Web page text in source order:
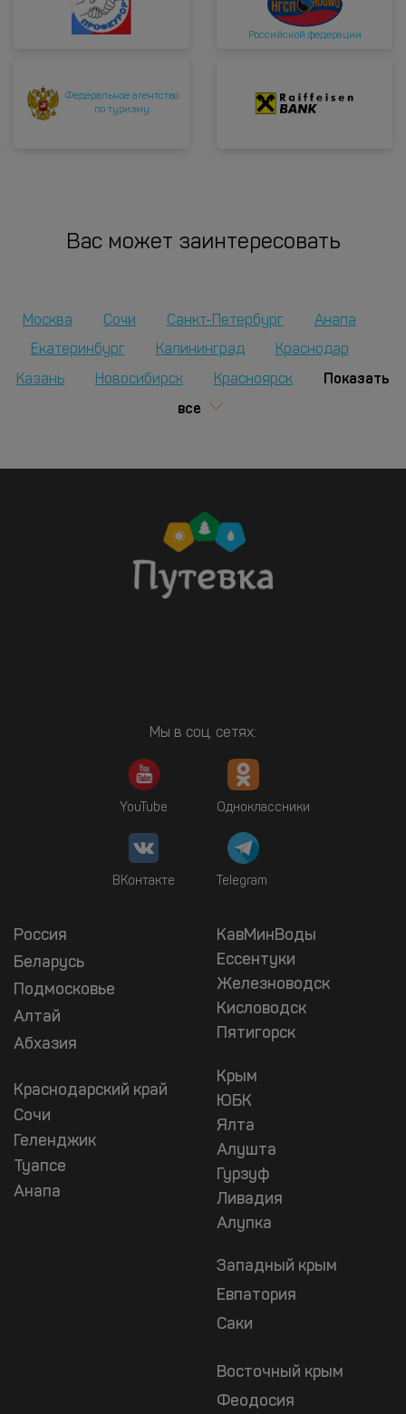
Российской федерации
Федеральное агентство
по туризму
Вас может заинтересовать
Москва Сочи Санкт-Петербург
Анапа
Екатеринбург
Калининград Краснодар
Казань Новосибирск Красноярск
Показать
все
Мы в соц. сетях:
YouTube Одноклассники
ВКонтакте Telegram
Россия
Беларусь
Подмосковье
Алтай
Абхазия
Краснодарский край
Сочи
Геленджик
Туапсе
Анапа
КавМинВоды
Ессентуки
Железноводск
Кисловодск
Пятигорск
Крым
ЮБК
Ялта
Алушта
Гурзуф
Ливадия
Алупка
Западный крым
Евпатория
Саки
Восточный крым
Феодосия